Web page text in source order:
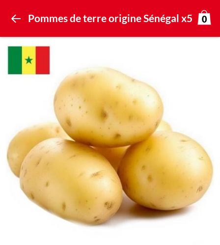
Pommes de terre origine Sénégal x5 0